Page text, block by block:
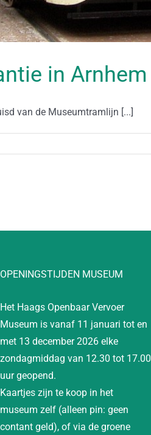
in Arnhem
van de Museumtramlijn [...]
OPENINGSTIJDEN MUSEUM
Het Haags Openbaar Vervoer
Museum is vanaf 11 januari tot en
met 13 december 2026 elke
zondagmiddag van 12.30 tot 17.00
uur geopend.
Kaartjes zijn te koop in het
museum zelf (alleen pin: geen
contant geld), of via de groene